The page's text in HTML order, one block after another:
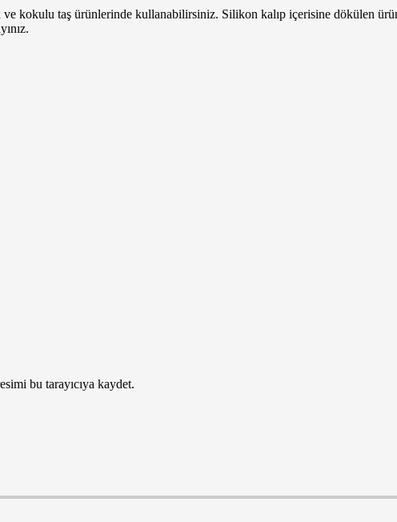
kokulu taş ürünlerinde kullanabilirsiniz. Silikon kalıp içerisine dökülen
bu tarayıcıya kaydet.